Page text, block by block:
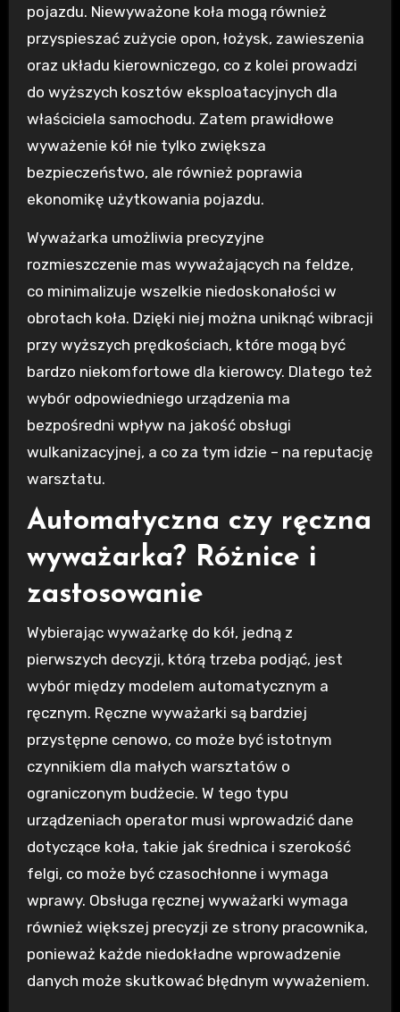
pojazdu. Niewyważone koła mogą również
przyspieszać zużycie opon, łożysk, zawieszenia
oraz układu kierowniczego, co z kolei prowadzi
do wyższych kosztów eksploatacyjnych dla
właściciela samochodu. Zatem prawidłowe
wyważenie kół nie tylko zwiększa
bezpieczeństwo, ale również poprawia
ekonomikę użytkowania pojazdu.
Wyważarka umożliwia precyzyjne
rozmieszczenie mas wyważających na feldze,
co minimalizuje wszelkie niedoskonałości w
obrotach koła. Dzięki niej można uniknąć wibracji
przy wyższych prędkościach, które mogą być
bardzo niekomfortowe dla kierowcy. Dlatego też
wybór odpowiedniego urządzenia ma
bezpośredni wpływ na jakość obsługi
wulkanizacyjnej, a co za tym idzie – na reputację
warsztatu.
Automatyczna czy ręczna
wyważarka? Różnice i
zastosowanie
Wybierając wyważarkę do kół, jedną z
pierwszych decyzji, którą trzeba podjąć, jest
wybór między modelem automatycznym a
ręcznym. Ręczne wyważarki są bardziej
przystępne cenowo, co może być istotnym
czynnikiem dla małych warsztatów o
ograniczonym budżecie. W tego typu
urządzeniach operator musi wprowadzić dane
dotyczące koła, takie jak średnica i szerokość
felgi, co może być czasochłonne i wymaga
wprawy. Obsługa ręcznej wyważarki wymaga
również większej precyzji ze strony pracownika,
ponieważ każde niedokładne wprowadzenie
danych może skutkować błędnym wyważeniem.